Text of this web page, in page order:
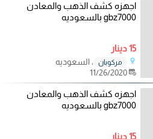
اجهزه كشف الذهب والمعادن
gbz7000 بالسعوديه
15 دينار
مركوبان
، السعوديه
11/26/2020
اجهزه كشف الذهب والمعادن
gbz7000 بالسعوديه
15 دينار